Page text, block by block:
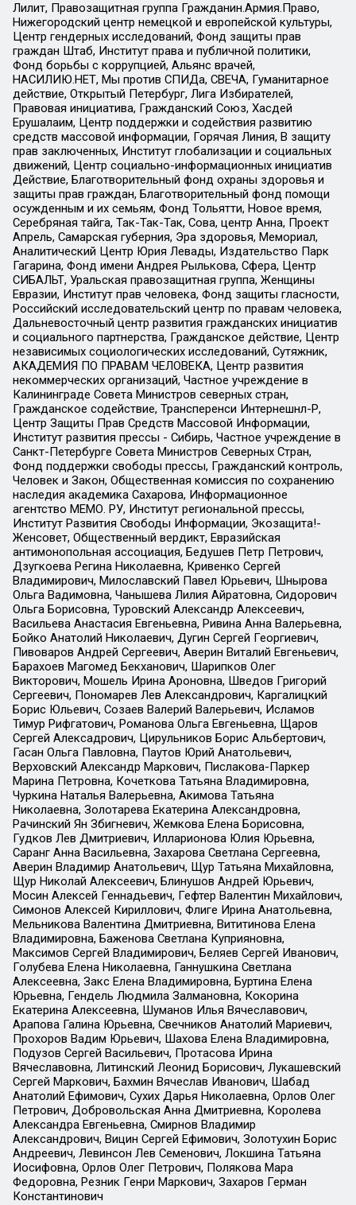
Лилит, Правозащитная группа Гражданин.Армия.Право,
Нижегородский центр немецкой и европейской культуры,
Центр гендерных исследований, Фонд защиты прав
граждан Штаб, Институт права и публичной политики,
Фонд борьбы с коррупцией, Альянс врачей,
НАСИЛИЮ.НЕТ, Мы против СПИДа, СВЕЧА, Гуманитарное
действие, Открытый Петербург, Лига Избирателей,
Правовая инициатива, Гражданский Союз, Хасдей
Ерушалаим, Центр поддержки и содействия развитию
средств массовой информации, Горячая Линия, В защиту
прав заключенных, Институт глобализации и социальных
движений, Центр социально-информационных инициатив
Действие, Благотворительный фонд охраны здоровья и
защиты прав граждан, Благотворительный фонд помощи
осужденным и их семьям, Фонд Тольятти, Новое время,
Серебряная тайга, Так-Так-Так, Сова, центр Анна, Проект
Апрель, Самарская губерния, Эра здоровья, Мемориал,
Аналитический Центр Юрия Левады, Издательство Парк
Гагарина, Фонд имени Андрея Рылькова, Сфера, Центр
СИБАЛЬТ, Уральская правозащитная группа, Женщины
Евразии, Институт прав человека, Фонд защиты гласности,
Российский исследовательский центр по правам человека,
Дальневосточный центр развития гражданских инициатив
и социального партнерства, Гражданское действие, Центр
независимых социологических исследований, Сутяжник,
АКАДЕМИЯ ПО ПРАВАМ ЧЕЛОВЕКА, Центр развития
некоммерческих организаций, Частное учреждение в
Калининграде Совета Министров северных стран,
Гражданское содействие, Трансперенси Интернешнл-Р,
Центр Защиты Прав Средств Массовой Информации,
Институт развития прессы - Сибирь, Частное учреждение в
Санкт-Петербурге Совета Министров Северных Стран,
Фонд поддержки свободы прессы, Гражданский контроль,
Человек и Закон, Общественная комиссия по сохранению
наследия академика Сахарова, Информационное
агентство МЕМО. РУ, Институт региональной прессы,
Институт Развития Свободы Информации, Экозащита!-
Женсовет, Общественный вердикт, Евразийская
антимонопольная ассоциация, Бедушев Петр Петрович,
Дзугкоева Регина Николаевна, Кривенко Сергей
Владимирович, Милославский Павел Юрьевич, Шнырова
Ольга Вадимовна, Чанышева Лилия Айратовна, Сидорович
Ольга Борисовна, Туровский Александр Алексеевич,
Васильева Анастасия Евгеньевна, Ривина Анна Валерьевна,
Бойко Анатолий Николаевич, Дугин Сергей Георгиевич,
Пивоваров Андрей Сергеевич, Аверин Виталий Евгеньевич,
Барахоев Магомед Бекханович, Шарипков Олег
Викторович, Мошель Ирина Ароновна, Шведов Григорий
Сергеевич, Пономарев Лев Александрович, Каргалицкий
Борис Юльевич, Созаев Валерий Валерьевич, Исламов
Тимур Рифгатович, Романова Ольга Евгеньевна, Щаров
Сергей Алексадрович, Цирульников Борис Альбертович,
Гасан Ольга Павловна, Паутов Юрий Анатольевич,
Верховский Александр Маркович, Пислакова-Паркер
Марина Петровна, Кочеткова Татьяна Владимировна,
Чуркина Наталья Валерьевна, Акимова Татьяна
Николаевна, Золотарева Екатерина Александровна,
Рачинский Ян Збигневич, Жемкова Елена Борисовна,
Гудков Лев Дмитриевич, Илларионова Юлия Юрьевна,
Саранг Анна Васильевна, Захарова Светлана Сергеевна,
Аверин Владимир Анатольевич, Щур Татьяна Михайловна,
Щур Николай Алексеевич, Блинушов Андрей Юрьевич,
Мосин Алексей Геннадьевич, Гефтер Валентин Михайлович,
Симонов Алексей Кириллович, Флиге Ирина Анатольевна,
Мельникова Валентина Дмитриевна, Вититинова Елена
Владимировна, Баженова Светлана Куприяновна,
Максимов Сергей Владимирович, Беляев Сергей Иванович,
Голубева Елена Николаевна, Ганнушкина Светлана
Алексеевна, Закс Елена Владимировна, Буртина Елена
Юрьевна, Гендель Людмила Залмановна, Кокорина
Екатерина Алексеевна, Шуманов Илья Вячеславович,
Арапова Галина Юрьевна, Свечников Анатолий Мариевич,
Прохоров Вадим Юрьевич, Шахова Елена Владимировна,
Подузов Сергей Васильевич, Протасова Ирина
Вячеславовна, Литинский Леонид Борисович, Лукашевский
Сергей Маркович, Бахмин Вячеслав Иванович, Шабад
Анатолий Ефимович, Сухих Дарья Николаевна, Орлов Олег
Петрович, Добровольская Анна Дмитриевна, Королева
Александра Евгеньевна, Смирнов Владимир
Александрович, Вицин Сергей Ефимович, Золотухин Борис
Андреевич, Левинсон Лев Семенович, Локшина Татьяна
Иосифовна, Орлов Олег Петрович, Полякова Мара
Федоровна, Резник Генри Маркович, Захаров Герман
Константинович